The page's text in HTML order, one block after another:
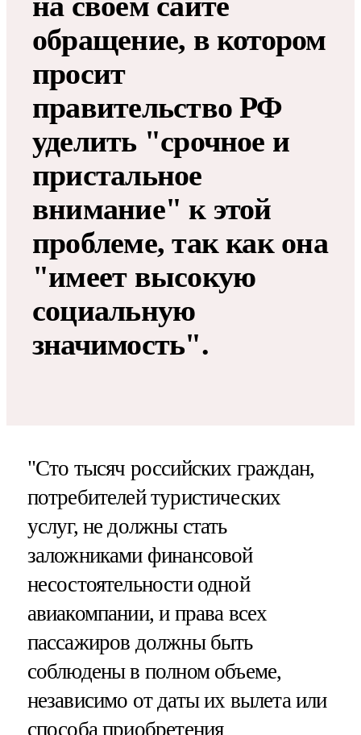
обращение, в котором
просит
правительство РФ
уделить "срочное и
пристальное
внимание" к этой
проблеме, так как она
"имеет высокую
социальную
значимость".
"Сто тысяч российских граждан,
потребителей туристических
услуг, не должны стать
заложниками финансовой
несостоятельности одной
авиакомпании, и права всех
пассажиров должны быть
соблюдены в полном объеме,
независимо от даты их вылета или
способа приобретения